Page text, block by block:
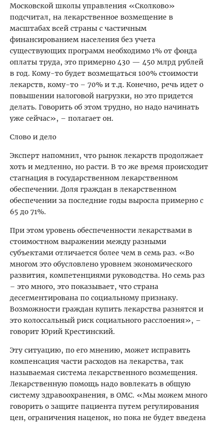
Московской школы управления «Сколково»
подсчитал, на лекарственное возмещение в
масштабах всей страны с частичным
финансированием населения без учета
существующих программ необходимо 1% от фонда
оплаты труда, это примерно 430 — 450 млрд рублей
в год. Кому-то будет возмещаться 100% стоимости
лекарств, кому-то – 70% и т.д. Конечно, речь идет о
повышении налоговой нагрузки, но это придется
делать. Говорить об этом трудно, но надо начинать
уже сейчас», – полагает он.
Слово и дело
Эксперт напомнил, что рынок лекарств продолжает
хоть и медленно, но расти. В то же время происходит
стагнация в государственном лекарственном
обеспечении. Доля граждан в лекарственном
обеспечении за последние годы выросла примерно с
65 до 71%.
При этом уровень обеспеченности лекарствами в
стоимостном выражении между разными
субъектами отличается более чем в семь раз. «Во
многом это обусловлено уровнем экономического
развития, компетенциями руководства. Но семь раз
– это много, это показывает, что страна
десегментирована по социальному признаку.
Возможности граждан купить лекарства разнятся и
это колоссальный риск социального расслоения», –
говорит Юрий Крестинский.
Эту ситуацию, по его мнению, может исправить
компенсация части расходов на лекарства, так
называемая система лекарственного возмещения.
Лекарственную помощь надо вовлекать в общую
систему здравоохранения, в ОМС. «Мы можем много
говорить о защите пациента путем регулирования
цен, ограничения наценок, но пока не будет введена